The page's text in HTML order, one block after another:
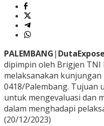
PALEMBANG|
dipimpin oleh Brigjen TNI
melaksanakan kunjungan
0418/Palembang. Tujuan
untuk mengevaluasi dan
dalam menghadapi
(20/12/2023)